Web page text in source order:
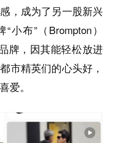
，成为了另一股新兴
小布”（Brompton）
牌，因其能轻松放进
市精英们的心头好，
爱。